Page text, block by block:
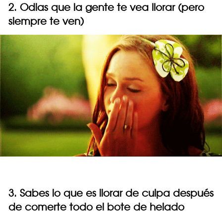
2. Odias que la gente te vea llorar (pero
siempre te ven)
3. Sabes lo que es llorar de culpa después
de comerte todo el bote de helado